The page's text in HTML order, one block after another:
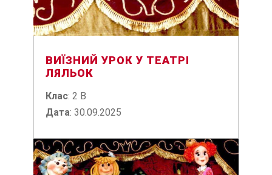
ВИЇЗНИЙ УРОК У ТЕАТРІ
ЛЯЛЬОК
Клас: 2 В
Дата: 30.09.2025